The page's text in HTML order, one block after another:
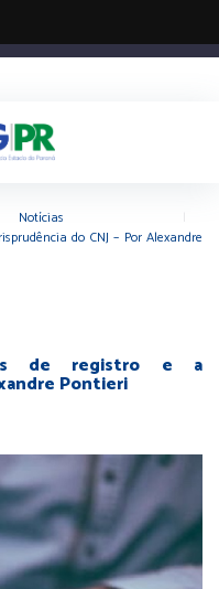
Notícias
do CNJ – Por Alexandre
de registro e a
Pontieri